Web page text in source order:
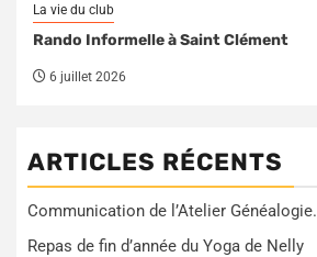
La vie du club
Rando Informelle à Saint Clément
6 juillet 2026
ARTICLES RÉCENTS
Communication de l’Atelier Généalogie.
Repas de fin d’année du Yoga de Nelly